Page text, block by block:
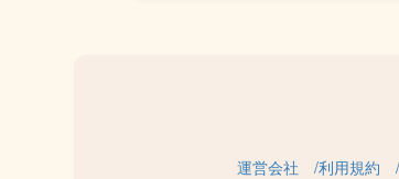
運営会社 利用規約